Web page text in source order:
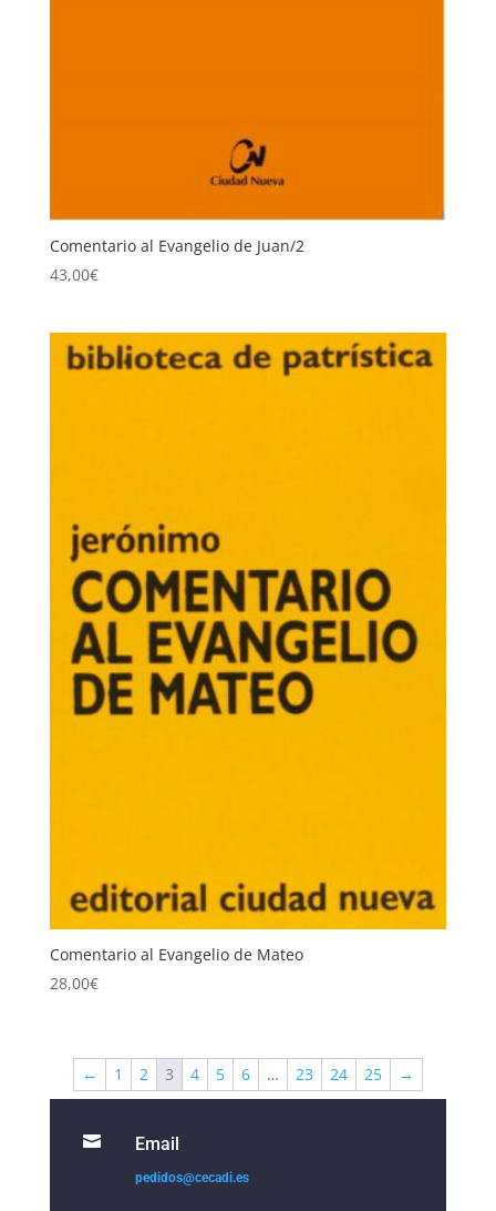
Comentario al Evangelio de Juan/2
43,00€
Comentario al Evangelio de Mateo
28,00€
← 1 2 3 4 5 6 … 23 24 25 →
 Email
pedidos@cecadi.es